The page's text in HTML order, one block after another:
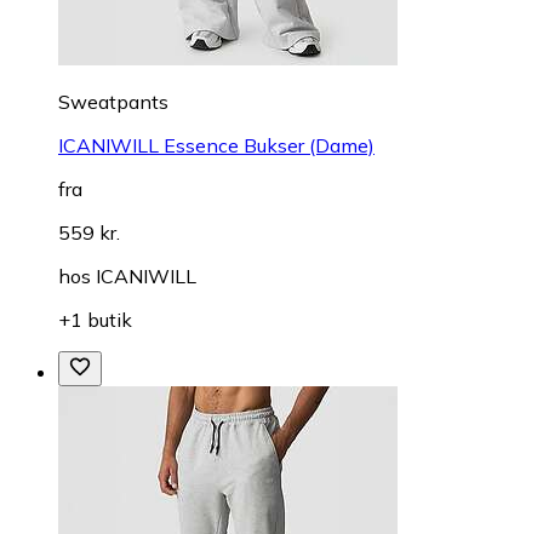
Sweatpants
ICANIWILL Essence Bukser (Dame)
fra
559 kr.
hos ICANIWILL
+1 butik